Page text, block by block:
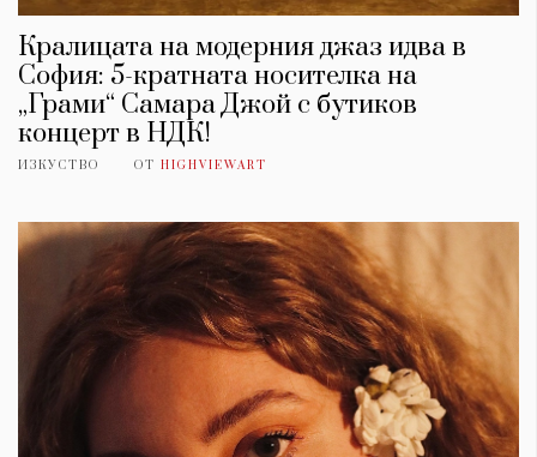
Кралицата на модерния джаз идва в
София: 5-кратната носителка на
„Грами“ Самара Джой с бутиков
концерт в НДК!
ИЗКУСТВО ОТ HIGHVIEWART